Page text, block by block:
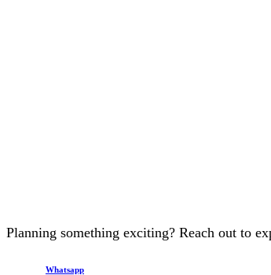
Planning something exciting? Reach out to
Whatsapp